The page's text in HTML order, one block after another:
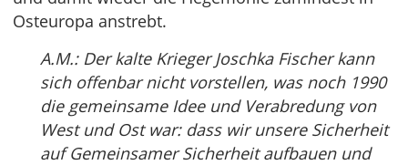
Osteuropa anstrebt.
A.M.: Der kalte Krieger Joschka Fischer kann
sich offenbar nicht vorstellen, was noch 1990
die gemeinsame Idee und Verabredung von
West und Ost war: dass wir unsere Sicherheit
auf Gemeinsamer Sicherheit aufbauen und